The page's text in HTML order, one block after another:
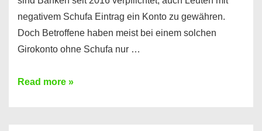
negativem Schufa Eintrag ein Konto zu gewähren.
Doch Betroffene haben meist bei einem solchen
Girokonto ohne Schufa nur …
Günstiges
Read more »